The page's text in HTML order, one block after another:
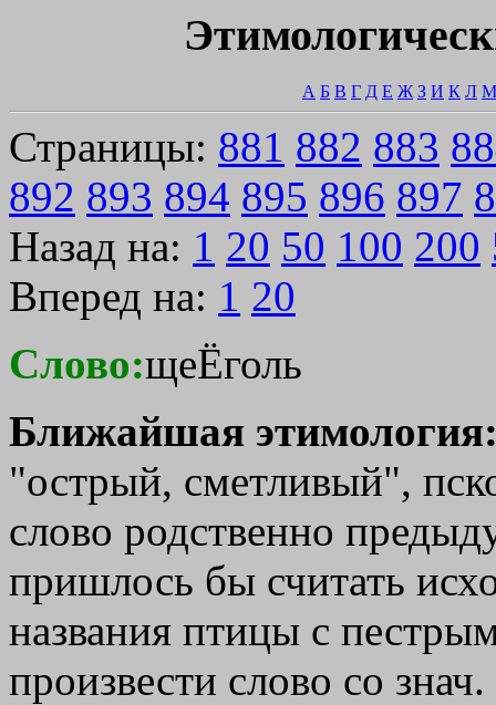
А Б В Г Д Е Ж З И К Л М
Страницы: 881 882 883
892 893 894 895 896 897
Назад на: 1 20 50 100 200
Вперед на: 1 20
Слово:щеЁголь
Ближайшая
"острый, сметливый",
слово родственно
пришлось бы считать
названия птицы с
произвести слово со